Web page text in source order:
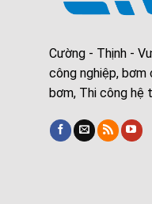
Cường - Thịnh -
công nghiệp, bơm
bơm, Thi công hệ